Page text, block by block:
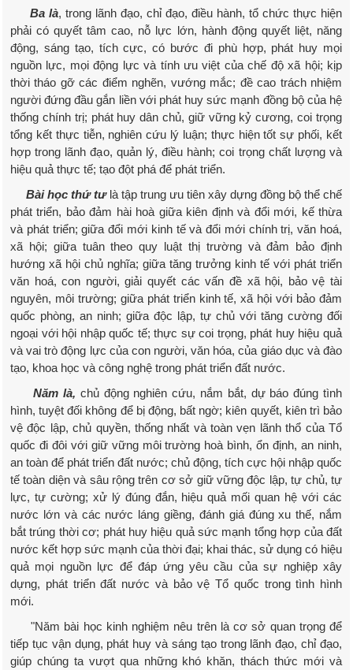
Ba là, trong lãnh đạo, chỉ đạo, điều hành, tổ chức thực hiện
phải có quyết tâm cao, nỗ lực lớn, hành động quyết liệt, năng
động, sáng tạo, tích cực, có bước đi phù hợp, phát huy mọi
nguồn lực, mọi động lực và tính ưu việt của chế độ xã hội; kịp
thời tháo gỡ các điểm nghẽn, vướng mắc; đề cao trách nhiệm
người đứng đầu gắn liền với phát huy sức mạnh đồng bộ của hệ
thống chính trị; phát huy dân chủ, giữ vững kỷ cương, coi trọng
tổng kết thực tiễn, nghiên cứu lý luận; thực hiện tốt sự phối, kết
hợp trong lãnh đạo, quản lý, điều hành; coi trọng chất lượng và
hiệu quả thực tế; tạo đột phá để phát triển.
Bài học thứ tưlà tập trung ưu tiên xây dựng đồng bộ thể chế
phát triển, bảo đảm hài hoà giữa kiên định và đổi mới, kế thừa
và phát triển; giữa đổi mới kinh tế và đổi mới chính trị, văn hoá,
xã hội; giữa tuân theo quy luật thị trường và đảm bảo định
hướng xã hội chủ nghĩa; giữa tăng trưởng kinh tế với phát triển
văn hoá, con người, giải quyết các vấn đề xã hội, bảo vệ tài
nguyên, môi trường; giữa phát triển kinh tế, xã hội với bảo đảm
quốc phòng, an ninh; giữa độc lập, tự chủ với tăng cường đối
ngoại với hội nhập quốc tế; thực sự coi trọng, phát huy hiệu quả
và vai trò động lực của con người, văn hóa, của giáo dục và đào
tạo, khoa học và công nghệ trong phát triển đất nước.
Năm là, chủ động nghiên cứu, nắm bắt, dự báo đúng tình
hình, tuyệt đối không để bị động, bất ngờ; kiên quyết, kiên trì bảo
vệ độc lập, chủ quyền, thống nhất và toàn vẹn lãnh thổ của Tổ
quốc đi đôi với giữ vững môi trường hoà bình, ổn định, an ninh,
an toàn để phát triển đất nước; chủ động, tích cực hội nhập quốc
tế toàn diện và sâu rộng trên cơ sở giữ vững độc lập, tự chủ, tự
lực, tự cường; xử lý đúng đắn, hiệu quả mối quan hệ với các
nước lớn và các nước láng giềng, đánh giá đúng xu thế, nắm
bắt trúng thời cơ; phát huy hiệu quả sức mạnh tổng hợp của đất
nước kết hợp sức mạnh của thời đại; khai thác, sử dụng có hiệu
quả mọi nguồn lực để đáp ứng yêu cầu của sự nghiệp xây
dựng, phát triển đất nước và bảo vệ Tổ quốc trong tình hình
mới.
"Năm bài học kinh nghiệm nêu trên là cơ sở quan trọng để
tiếp tục vận dụng, phát huy và sáng tạo trong lãnh đạo, chỉ đạo,
giúp chúng ta vượt qua những khó khăn, thách thức mới và